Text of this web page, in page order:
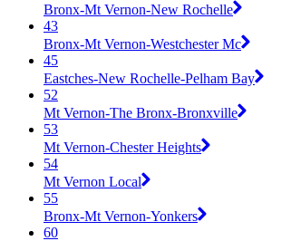
Bronx-Mt Vernon-New Rochelle
43
Bronx-Mt Vernon-Westchester Mc
45
Eastches-New Rochelle-Pelham Bay
52
Mt Vernon-The Bronx-Bronxville
53
Mt Vernon-Chester Heights
54
Mt Vernon Local
55
Bronx-Mt Vernon-Yonkers
60